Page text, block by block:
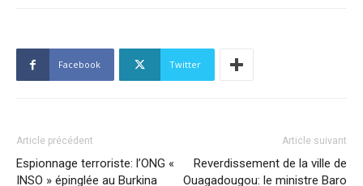
Facebook Twitter
Article précédent
Espionnage terroriste: l’ONG «
INSO » épinglée au Burkina
Article suivant
Reverdissement de la ville de
Ouagadougou: le ministre Baro